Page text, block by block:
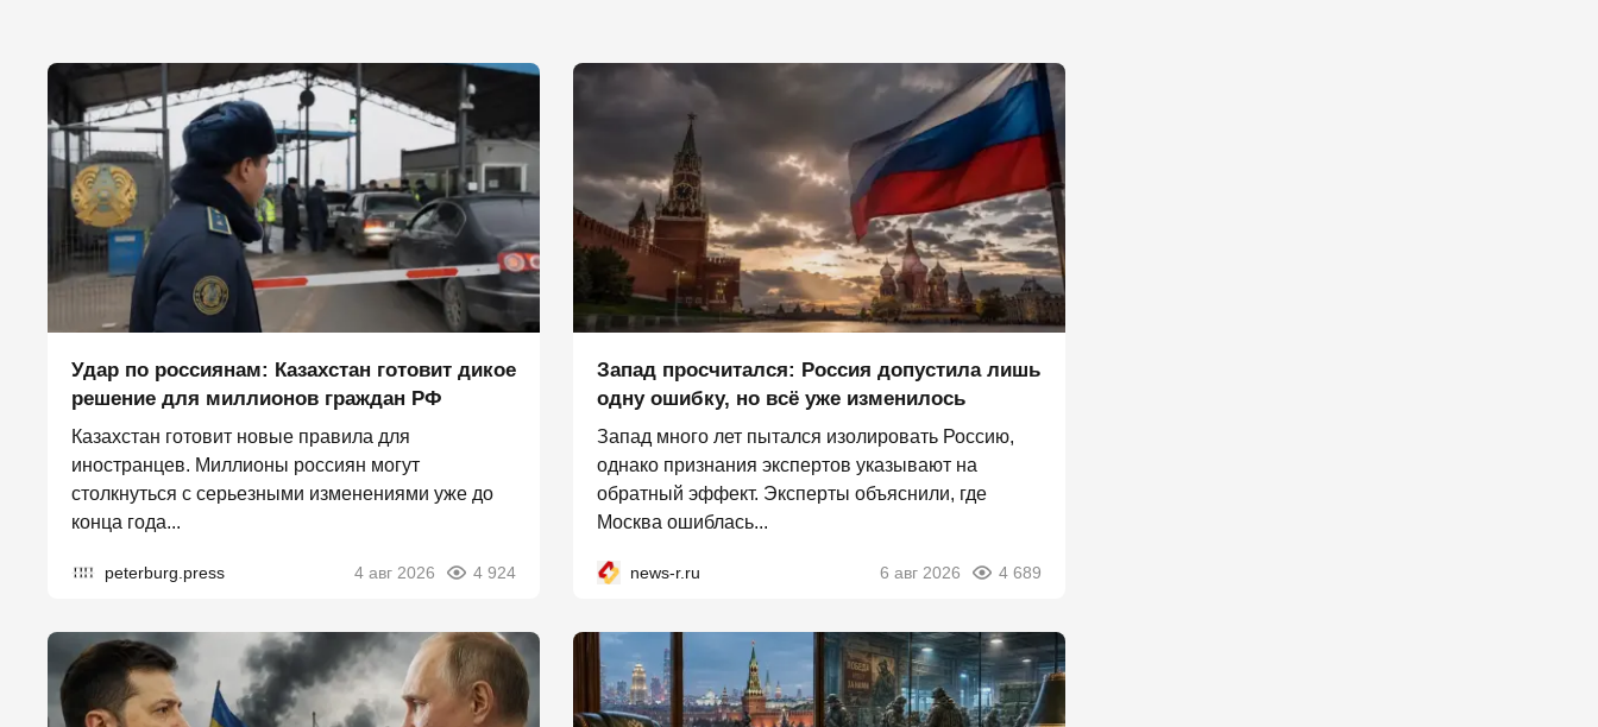
Удар по россиянам: Казахстан готовит дикое
решение для миллионов граждан РФ
Казахстан готовит новые правила для
иностранцев. Миллионы россиян могут
столкнуться с серьезными изменениями уже до
конца года...
peterburg.press 4 авг 2026 4 924
Запад просчитался: Россия допустила лишь
одну ошибку, но всё уже изменилось
Запад много лет пытался изолировать Россию,
однако признания экспертов указывают на
обратный эффект. Эксперты объяснили, где
Москва ошиблась...
news-r.ru 6 авг 2026 4 689